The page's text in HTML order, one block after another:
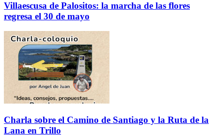
Villaescusa de Palositos: la marcha de las flores
regresa el 30 de mayo
Charla sobre el Camino de Santiago y la Ruta de la
Lana en Trillo